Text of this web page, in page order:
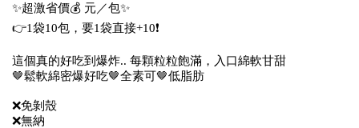
✨️超激省價💰 元／包✨️
👉1袋10包，要1袋直接+10❗️
這個真的好吃到爆炸.. 每顆粒粒飽滿，入口綿軟甘甜
🤎鬆軟綿密爆好吃🤎全素可🤎低脂肪
❌免剝殼
❌無納